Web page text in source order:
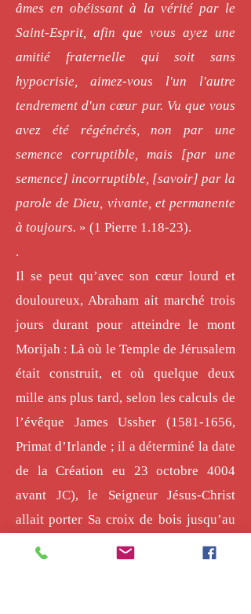
âmes en obéissant à la vérité par le
Saint-Esprit, afin que vous ayez une
amitié fraternelle qui soit sans
hypocrisie, aimez-vous l'un l'autre
tendrement d'un cœur pur. Vu que vous
avez été régénérés, non par une
semence corruptible, mais [par une
semence] incorruptible, [savoir] par la
parole de Dieu, vivante, et permanente
à toujours. » (1 Pierre 1.18-23).
.
Il se peut qu’avec son cœur lourd et
douloureux, Abraham ait marché trois
jours durant pour atteindre le mont
Morijah : Là où le Temple de Jérusalem
était construit, et où quelque deux
mille ans plus tard, selon les calculs de
l’évêque James Ussher (1581-1656,
Primat d’Irlande ; il a déterminé la date
de la Création eu 23 octobre 4004
avant JC), le Seigneur Jésus-Christ
allait porter Sa croix de bois jusqu’au
Calvaire, comme Isaac y a porté le bois